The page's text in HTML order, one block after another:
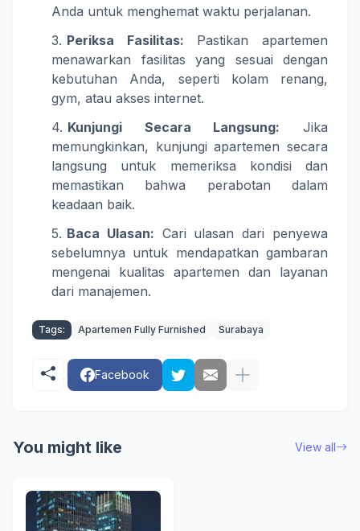
Anda untuk menghemat waktu perjalanan.
Periksa Fasilitas: Pastikan apartemen
menawarkan fasilitas yang sesuai dengan
kebutuhan Anda, seperti kolam renang,
gym, atau akses internet.
Kunjungi Secara Langsung: Jika
memungkinkan, kunjungi apartemen secara
langsung untuk memeriksa kondisi dan
memastikan bahwa perabotan dalam
keadaan baik.
Baca Ulasan: Cari ulasan dari penyewa
sebelumnya untuk mendapatkan gambaran
mengenai kualitas apartemen dan layanan
dari manajemen.
Tags: Apartemen Fully Furnished Surabaya
Facebook
You might like View all